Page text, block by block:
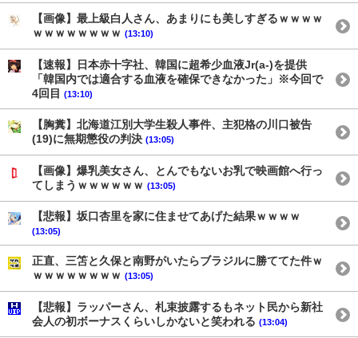
【画像】最上級白人さん、あまりにも美しすぎるｗｗｗｗ
ｗｗｗｗｗｗｗｗ (13:10)
【速報】日本赤十字社、韓国に超希少血液Jr(a-)を提供
「韓国内では適合する血液を確保できなかった」※今回で
4回目 (13:10)
【胸糞】北海道江別大学生殺人事件、主犯格の川口被告
(19)に無期懲役の判決 (13:05)
【画像】爆乳美女さん、とんでもないお乳で映画館へ行っ
てしまうｗｗｗｗｗｗ (13:05)
【悲報】坂口杏里を家に住ませてあげた結果ｗｗｗｗ
(13:05)
正直、三笘と久保と南野がいたらブラジルに勝ててた件ｗ
ｗｗｗｗｗｗｗｗ (13:05)
【悲報】ラッパーさん、札束披露するもネット民から新社
会人の初ボーナスくらいしかないと笑われる (13:04)